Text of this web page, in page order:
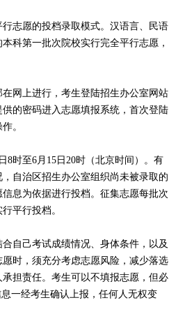
志愿的投档录取模式。汉语言、民语
科第一批次院校实行完全平行志愿，
网上进行，考生登陆招生办公室网站
的密码进入志愿填报系统，首次登陆
。
时至6月15日20时（北京时间）。有
自治区招生办公室组织尚未被录取的
息为依据进行投档。征集志愿每批次
平行投档。
自己考试成绩情况、身体条件，以及
时，须充分考虑志愿风险，减少落选
担责任。考生可以不填报志愿，但必
一经考生确认上报，任何人无权变